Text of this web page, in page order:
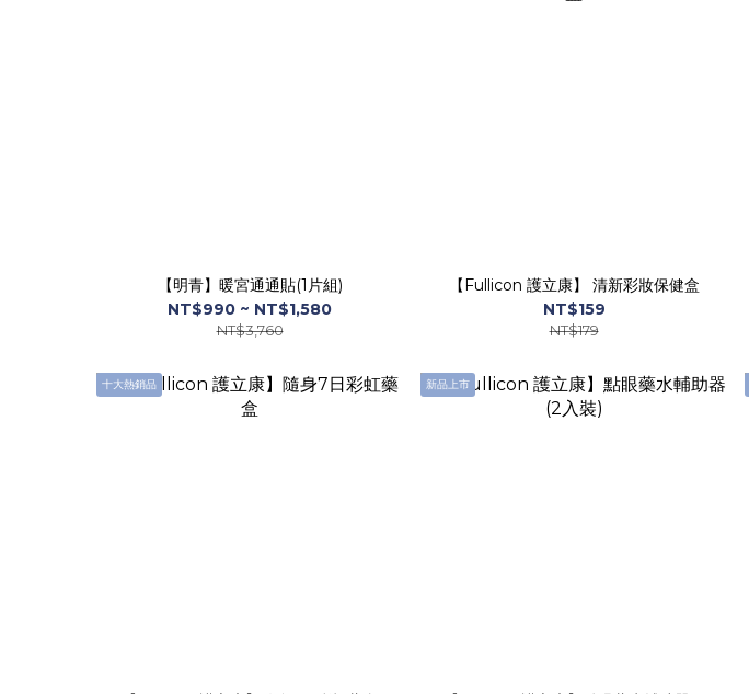
【明青】暖宮通通貼(1片組)
NT$990 ~ NT$1,580
NT$3,760
【Fullicon 護立康】 清新彩妝保健盒
NT$159
NT$179
十大熱銷品 新品上市